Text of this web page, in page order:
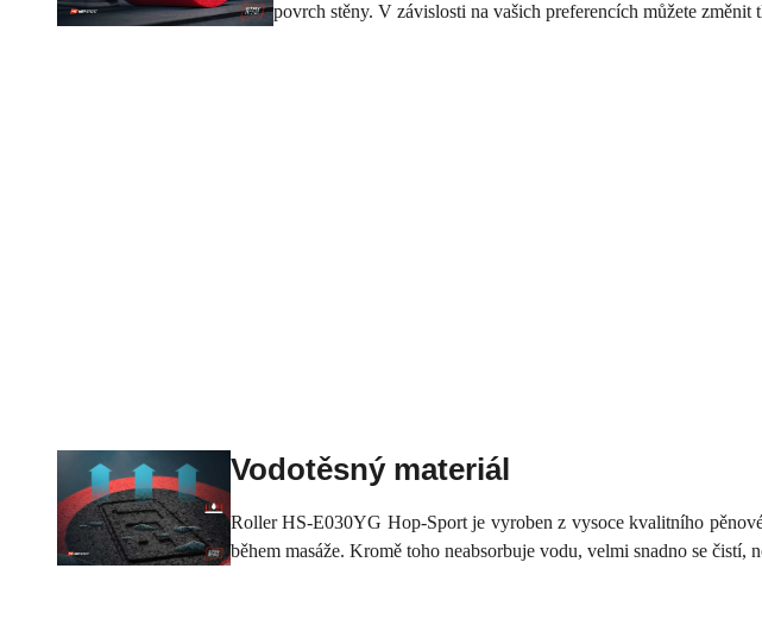
povrch stěny. V závislosti na vašich preferencích můžete
Vodotěsný materiál
Roller HS-E030YG Hop-Sport je vyroben z vysoce kvalitního
během masáže. Kromě toho neabsorbuje vodu, velmi snadno se